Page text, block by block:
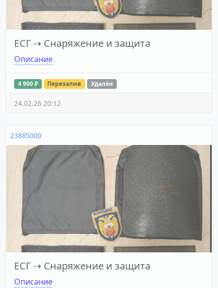
ЕСГ ⇢ Снаряжение и защита
Описание
4 900 ₽ Перезалив Удалён
24.02.26 20:12
23885000
ЕСГ ⇢ Снаряжение и защита
Описание